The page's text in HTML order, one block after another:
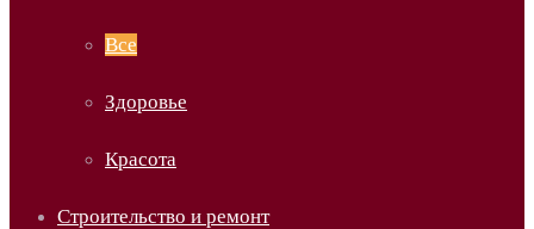
Все
Здоровье
Красота
Строительство и ремонт